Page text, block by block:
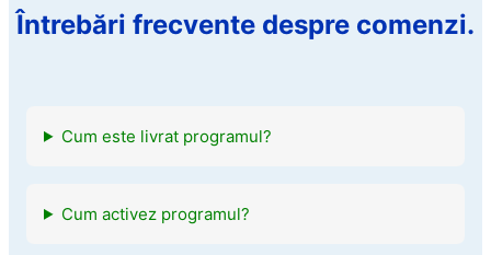
Întrebări frecvente despre comenzi.
Cum este livrat programul?
Cum activez programul?